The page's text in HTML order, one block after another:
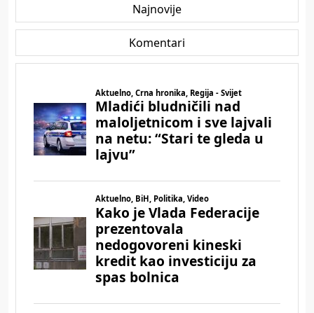
Najnovije
Komentari